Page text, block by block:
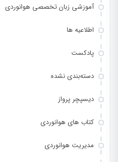
آموزشی زبان تخصصی هوانوردی
اطلاعیه ها
پادکست
دسته‌بندی نشده
دیسپچر پرواز
کتاب های هوانوردی
مدیریت هوانوردی